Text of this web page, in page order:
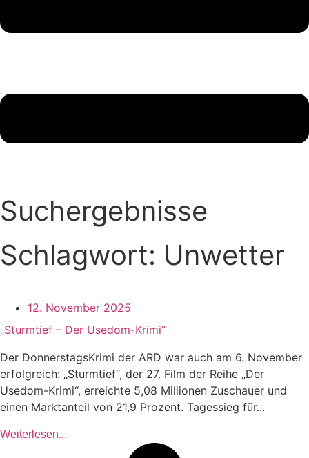
Suchergebnisse
Schlagwort: Unwetter
12. November 2025
„Sturmtief – Der Usedom-Krimi“
Der DonnerstagsKrimi der ARD war auch am 6. November
erfolgreich: „Sturmtief“, der 27. Film der Reihe „Der
Usedom-Krimi“, erreichte 5,08 Millionen Zuschauer und
einen Marktanteil von 21,9 Prozent. Tagessieg für...
Weiterlesen...